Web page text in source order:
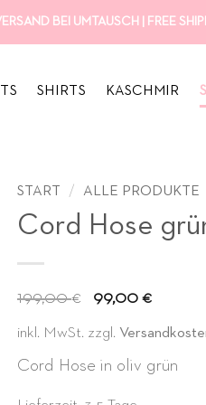
BEI UMTAUSCH | FREE
SHIRTS KASCHMIR
START / ALLE PRODUKTE
Cord Hose
199,00€
war:
199,00 €
99,00 €
ist:
99,00
inkl. MwSt. zzgl.
Cord Hose in oliv grün